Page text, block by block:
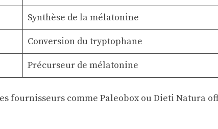
Synthèse de la mélatonine
Conversion du tryptophane
Précurseur de mélatonine
fournisseurs comme Paleoboxou Dieti Natura